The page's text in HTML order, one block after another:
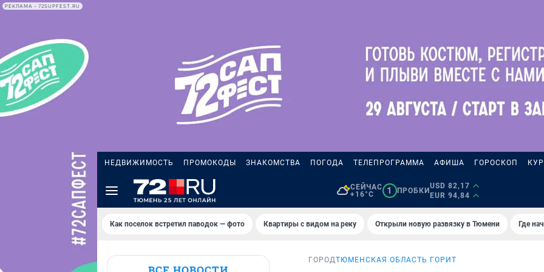
РЕКЛАМА • 72SUPFEST.RU
НЕДВИЖИМОСТЬ ПРОМОКОДЫ ЗНАКОМСТВА ПОГОДА ТЕЛЕПРОГРАММА АФИША ГОРОСКОП
СЕЙЧАС
+16°C
1 ПРОБКИ
USD 82,17
EUR 94,84
Как поселок встретил паводок — фото Квартиры с видом на реку Открыли новую развязку в Тюмени Где
ГОРОДТЮМЕНСКАЯ ОБЛАСТЬ ГОРИТ